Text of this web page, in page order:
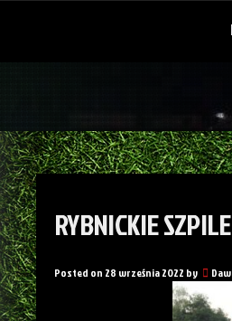
RYBNICKIE
Posted on 28 września 2022 by